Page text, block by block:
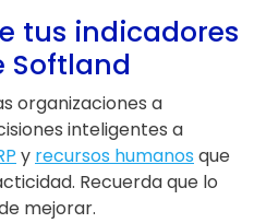
tus indicadores
Softland
organizaciones a
inteligentes a
y recursos humanosque
Recuerda que lo
mejorar.